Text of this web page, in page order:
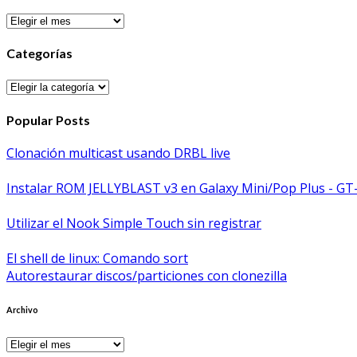
Archivos
Categorías
Categorías
Popular Posts
Clonación multicast usando DRBL live
Instalar ROM JELLYBLAST v3 en Galaxy Mini/Pop Plus -
Utilizar el Nook Simple Touch sin registrar
El shell de linux: Comando sort
Autorestaurar discos/particiones con clonezilla
Archivo
Archivo